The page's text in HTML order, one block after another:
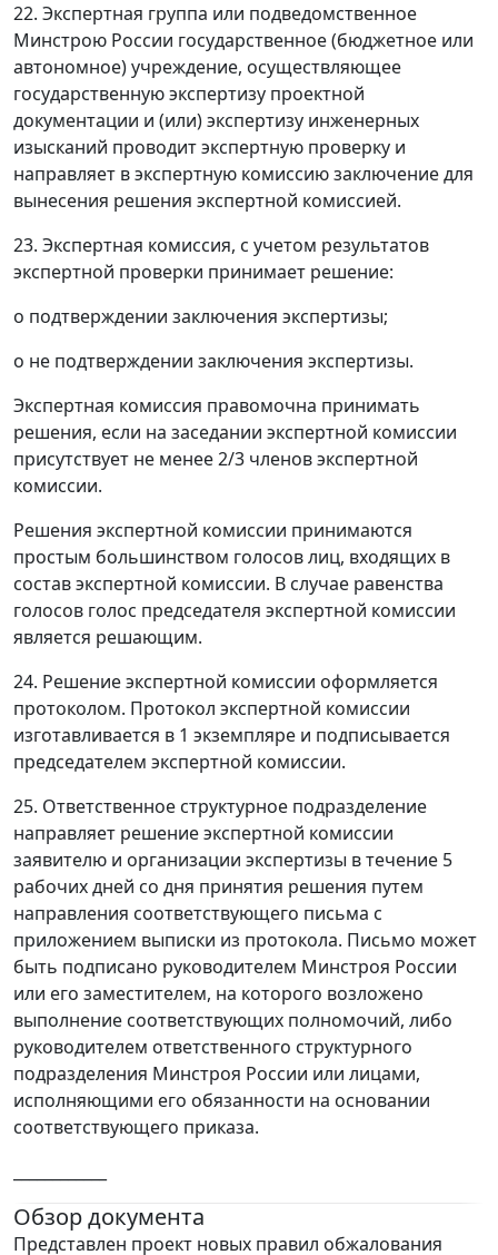
22. Экспертная группа или подведомственное
Минстрою России государственное (бюджетное или
автономное) учреждение, осуществляющее
государственную экспертизу проектной
документации и (или) экспертизу инженерных
изысканий проводит экспертную проверку и
направляет в экспертную комиссию заключение для
вынесения решения экспертной комиссией.
23. Экспертная комиссия, с учетом результатов
экспертной проверки принимает решение:
о подтверждении заключения экспертизы;
о не подтверждении заключения экспертизы.
Экспертная комиссия правомочна принимать
решения, если на заседании экспертной комиссии
присутствует не менее 2/3 членов экспертной
комиссии.
Решения экспертной комиссии принимаются
простым большинством голосов лиц, входящих в
состав экспертной комиссии. В случае равенства
голосов голос председателя экспертной комиссии
является решающим.
24. Решение экспертной комиссии оформляется
протоколом. Протокол экспертной комиссии
изготавливается в 1 экземпляре и подписывается
председателем экспертной комиссии.
25. Ответственное структурное подразделение
направляет решение экспертной комиссии
заявителю и организации экспертизы в течение 5
рабочих дней со дня принятия решения путем
направления соответствующего письма с
приложением выписки из протокола. Письмо может
быть подписано руководителем Минстроя России
или его заместителем, на которого возложено
выполнение соответствующих полномочий, либо
руководителем ответственного структурного
подразделения Минстроя России или лицами,
исполняющими его обязанности на основании
соответствующего приказа.
Обзор документа
Представлен проект новых правил обжалования